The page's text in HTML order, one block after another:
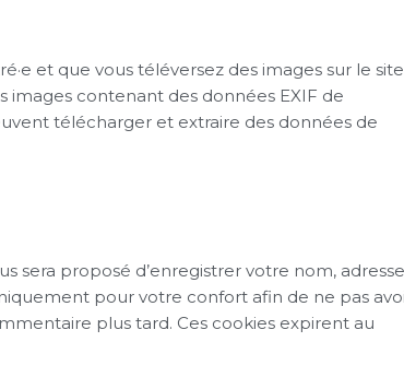
et que vous téléversez des images sur le site
images contenant des données EXIF de
télécharger et extraire des données de
sera proposé d’enregistrer votre nom, adresse
pour votre confort afin de ne pas
plus tard. Ces cookies expirent au